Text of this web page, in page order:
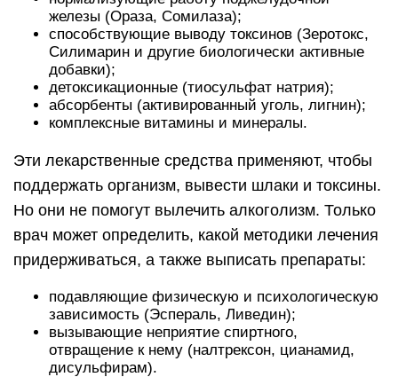
железы (Ораза, Сомилаза);
способствующие выводу токсинов (Зеротокс,
Силимарин и другие биологически активные
добавки);
детоксикационные (тиосульфат натрия);
абсорбенты (активированный уголь, лигнин);
комплексные витамины и минералы.
Эти лекарственные средства применяют, чтобы
поддержать организм, вывести шлаки и токсины.
Но они не помогут вылечить алкоголизм. Только
врач может определить, какой методики лечения
придерживаться, а также выписать препараты:
подавляющие физическую и психологическую
зависимость (Эспераль, Ливедин);
вызывающие неприятие спиртного,
отвращение к нему (налтрексон, цианамид,
дисульфирам).